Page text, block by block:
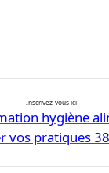
Inscrivez-vous ici
hygiène
vos pratiques